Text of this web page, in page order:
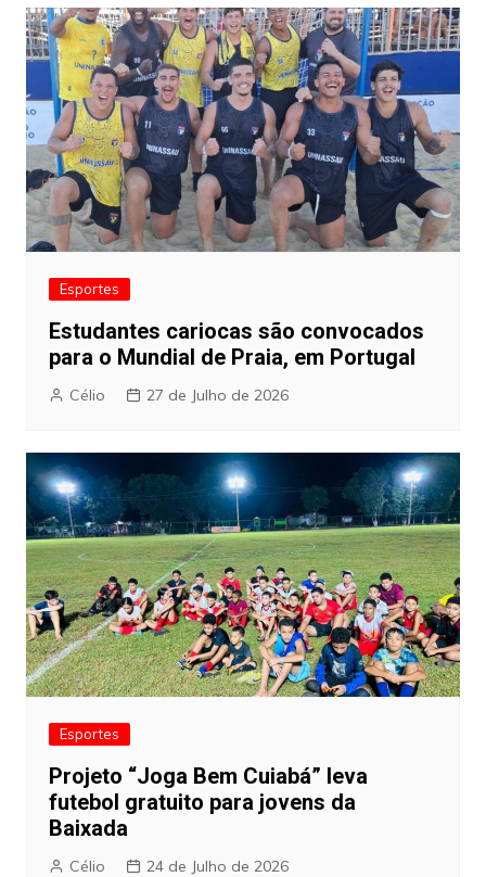
Esportes
Estudantes cariocas são convocados
para o Mundial de Praia, em Portugal
Célio 27 de Julho de 2026
Esportes
Projeto “Joga Bem Cuiabá” leva
futebol gratuito para jovens da
Baixada
Célio 24 de Julho de 2026